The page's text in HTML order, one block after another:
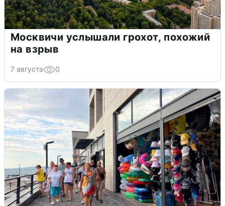
Москвичи услышали грохот, похожий
на взрыв
7 августа 0